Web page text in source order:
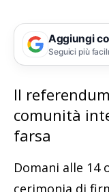
Aggiungi
Seguici più
Il
comunità
farsa
Domani alle 14
cerimonia di